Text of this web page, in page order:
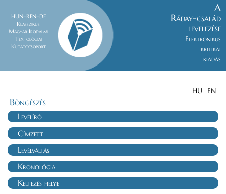
HUN–REN–DE
Klasszikus
Magyar Irodalmi
Textológiai
Kutatócsoport
A
Ráday-család
levelezése
Elektronikus
kritikai
kiadás
HU EN
Böngészés
Levélíró
Címzett
Levélváltás
Kronológia
Keltezés helye